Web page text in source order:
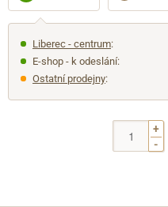
Liberec - centrum:
E-shop - k odeslání:
Ostatní prodejny:
+
-